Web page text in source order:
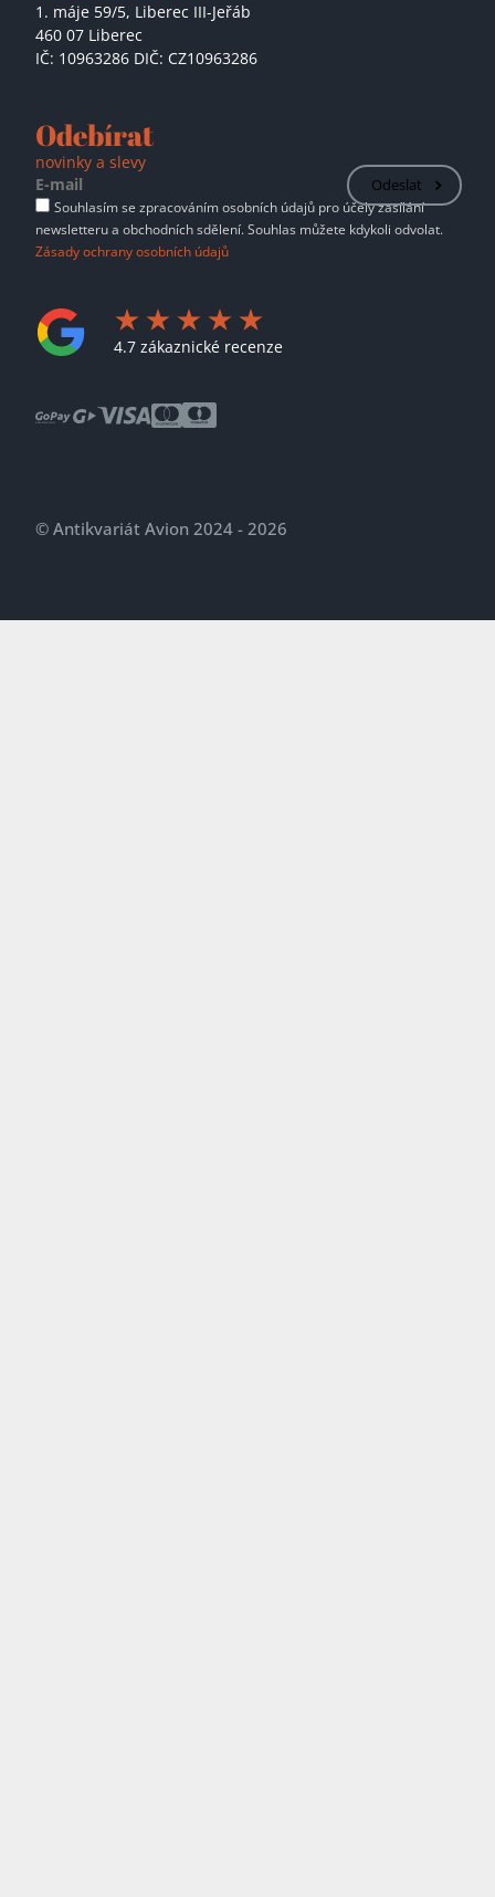
1. máje 59/5, Liberec III-Jeřáb
460 07 Liberec
IČ: 10963286 DIČ: CZ10963286
Odebírat
novinky a slevy
Odeslat
Souhlasím se zpracováním osobních údajů pro účely zasílání
newsletteru a obchodních sdělení. Souhlas můžete kdykoli odvolat.
Zásady ochrany osobních údajů
4.7 zákaznické recenze
© Antikvariát Avion 2024 - 2026